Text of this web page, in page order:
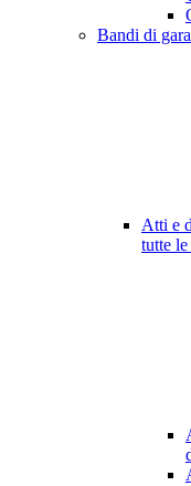
Bandi di
Atti e
tutte